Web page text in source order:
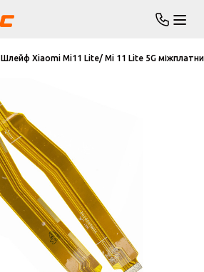
Шлейф Xiaomi Mi11 Lite/ Mi 11 Lite 5G